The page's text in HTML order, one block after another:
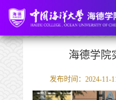
海德学院
发布时间：2024-11-